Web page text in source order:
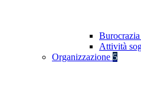
Attività
Organizzazione 5